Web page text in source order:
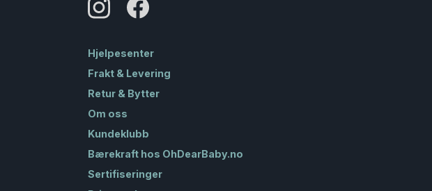
Hjelpesenter
Frakt & Levering
Retur & Bytter
Om oss
Kundeklubb
Bærekraft hos OhDearBaby.no
Sertifiseringer